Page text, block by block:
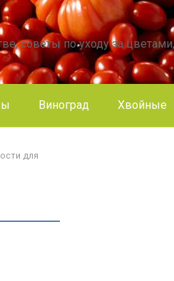
советы по уходу за
Виноград Хвойные
для